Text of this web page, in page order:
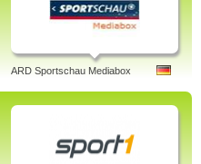
ARD Sportschau Mediabox